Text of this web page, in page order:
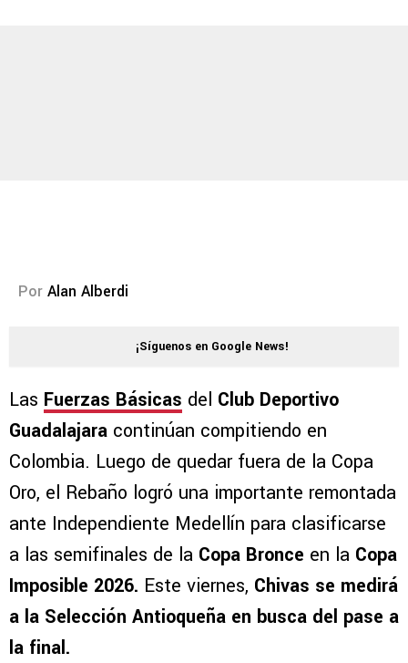
Por Alan Alberdi
¡Síguenos en Google News!
Las Fuerzas Básicas del Club Deportivo
Guadalajara continúan compitiendo en
Colombia. Luego de quedar fuera de la Copa
Oro, el Rebaño logró una importante remontada
ante Independiente Medellín para clasificarse
a las semifinales de la Copa Bronce en la Copa
Imposible 2026. Este viernes, Chivas se medirá
a la Selección Antioqueña en busca del pase a
la final.